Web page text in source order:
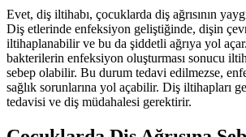
Evet, diş iltihabı, çocuklarda diş ağrısının
Diş etlerinde enfeksiyon geliştiğinde, dişin
iltihaplanabilir ve bu da şiddetli ağrıya yol
bakterilerin enfeksiyon oluşturması sonucu
sebep olabilir. Bu durum tedavi edilmezse,
sağlık sorunlarına yol açabilir. Diş iltihapları
tedavisi ve diş müdahalesi gerektirir.